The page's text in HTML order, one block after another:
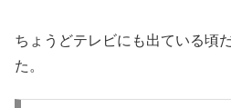
ちょうどテレビにも出ている頃
た。